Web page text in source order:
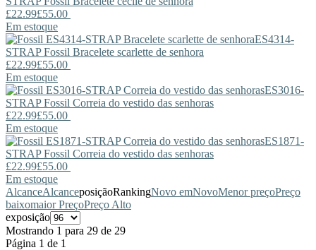
£22.99£55.00
Em estoque
ES4314-
STRAPFossil Bracelete scarlette de senhora
£22.99£55.00
Em estoque
ES3016-
STRAPFossil Correia do vestido das senhoras
£22.99£55.00
Em estoque
ES1871-
STRAPFossil Correia do vestido das senhoras
£22.99£55.00
Em estoque
AlcanceAlcanceposiçãoRankingNovo emNovoMenor preçoPreço
baixomaior PreçoPreço Alto
exposição
Mostrando 1 para 29 de 29
Página 1 de 1